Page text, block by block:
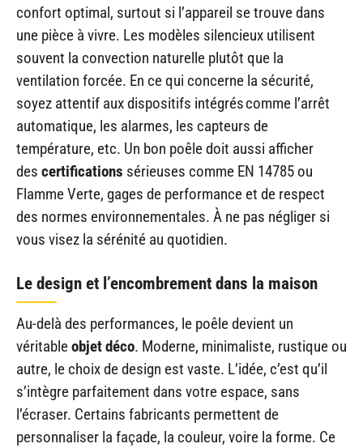
confort optimal, surtout si l’appareil se trouve dans
une pièce à vivre. Les modèles silencieux utilisent
souvent la convection naturelle plutôt que la
ventilation forcée. En ce qui concerne la sécurité,
soyez attentif aux dispositifs intégrés comme l’arrêt
automatique, les alarmes, les capteurs de
température, etc. Un bon poêle doit aussi afficher
des certifications sérieuses comme EN 14785 ou
Flamme Verte, gages de performance et de respect
des normes environnementales. À ne pas négliger si
vous visez la sérénité au quotidien.
Le design et l’encombrement dans la maison
Au-delà des performances, le poêle devient un
véritableobjet déco. Moderne, minimaliste, rustique ou
autre, le choix de design est vaste. L’idée, c’est qu’il
s’intègre parfaitement dans votre espace, sans
l’écraser. Certains fabricants permettent de
personnaliser la façade, la couleur, voire la forme. Ce